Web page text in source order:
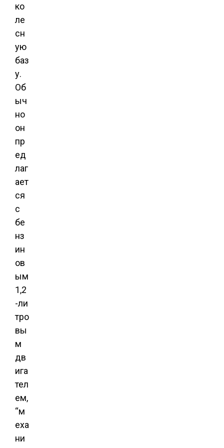
ко
ле
сн
ую
баз
у.
Об
ыч
но
он
пр
ед
лаг
ает
ся
с
бе
нз
ин
ов
ым
1,2
-ли
тро
вы
м
дв
ига
тел
ем,
“м
еха
ни